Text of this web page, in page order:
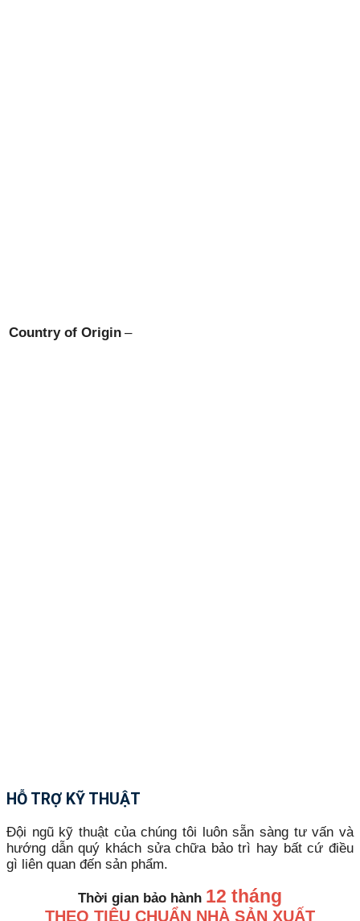
Country of Origin –
HỖ TRỢ KỸ THUẬT
Đội ngũ kỹ thuật của chúng tôi luôn sẵn sàng tư vấn và
hướng dẫn quý khách sửa chữa bảo trì hay bất cứ điều
gì liên quan đến sản phẩm.
Thời gian bảo hành 12 tháng
THEO TIÊU CHUẨN NHÀ SẢN XUẤT